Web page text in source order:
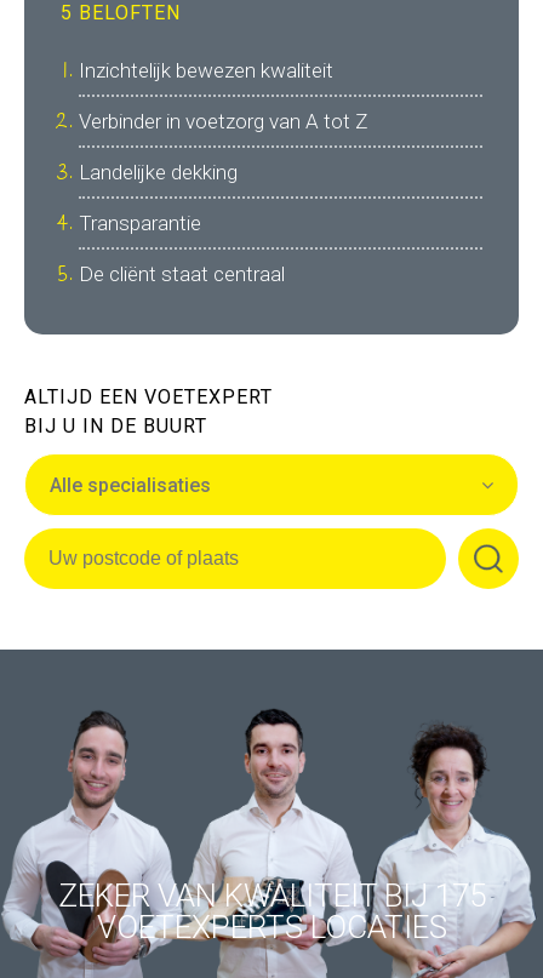
5 BELOFTEN
Inzichtelijk bewezen kwaliteit
Verbinder in voetzorg van A tot Z
Landelijke dekking
Transparantie
De cliënt staat centraal
ALTIJD EEN VOETEXPERT
BIJ U IN DE BUURT
ZEKER VAN KWALITEIT BIJ 175
VOETEXPERTS LOCATIES